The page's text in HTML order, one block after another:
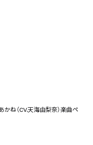
ね（CV.天海由梨奈）楽曲ペ